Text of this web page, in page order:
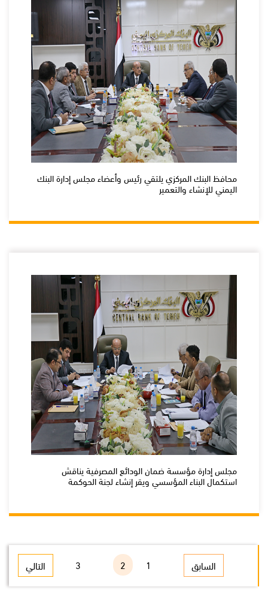
محافظ البنك المركزي يلتقي رئيس وأعضاء مجلس إدارة البنك
اليمني للإنشاء والتعمير
مجلس إدارة مؤسسة ضمان الودائع المصرفية يناقش
استكمال البناء المؤسسي ويقر إنشاء لجنة الحوكمة
السابق 1
2
3
4
التالي